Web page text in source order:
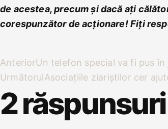
de acestea, precum și dacă ați
corespunzător de acționare! Fiți
AnteriorUn telefon special va fi pus
UrmătorulAsociațiile ziariștilor cer
2 răspunsuri